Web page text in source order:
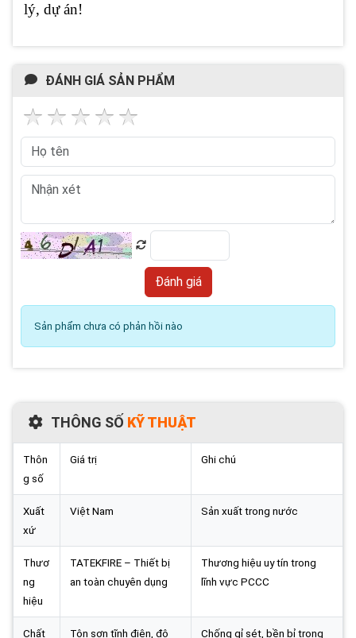
lý, dự án!
ĐÁNH GIÁ SẢN PHẨM
Sản phẩm chưa có phản hồi nào
THÔNG SỐ KỸ THUẬT
Thôn
g số
Giá trị Ghi chú
Xuất
xứ
Việt Nam Sản xuất trong nước
Thươ
ng
hiệu
TATEKFIRE – Thiết bị
an toàn chuyên dụng
Thương hiệu uy tín trong
lĩnh vực PCCC
Chất Tôn sơn tĩnh điện, độ Chống gỉ sét, bền bỉ trong